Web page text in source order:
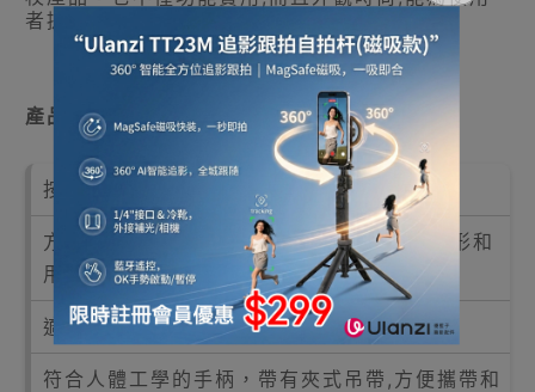
者提供舒適安全的步行輔助。
產品特點
按鈕式隨意調整管身至所需高度，容易使用
方便自由高度調節，滿足多種場合、不同地形和
用途之實時操作需要
適合左手和右手用戶
符合人體工學的手柄，帶有夾式吊帶,方便攜帶和